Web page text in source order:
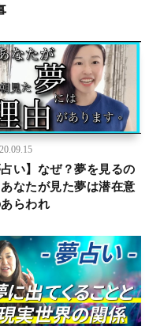
占い】なぜ？夢を見るの
なたが見た夢は潜在意
らわれ